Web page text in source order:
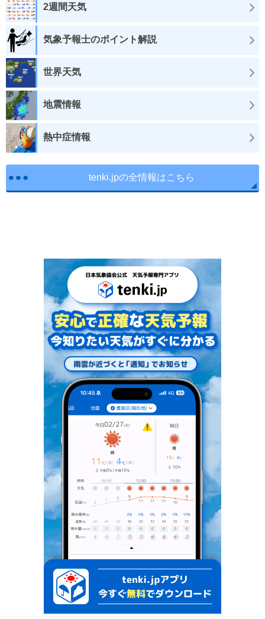
2週間天気
気象予報士のポイント解説
世界天気
地震情報
熱中症情報
tenki.jpの全情報はこちら